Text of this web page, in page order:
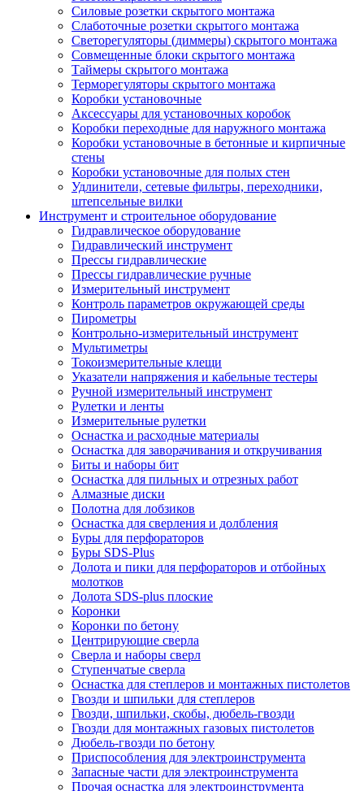
Силовые розетки скрытого монтажа
Слаботочные розетки скрытого монтажа
Светорегуляторы (диммеры) скрытого монтажа
Совмещенные блоки скрытого монтажа
Таймеры скрытого монтажа
Терморегуляторы скрытого монтажа
Коробки установочные
Аксессуары для установочных коробок
Коробки переходные для наружного монтажа
Коробки установочные в бетонные и кирпичные
стены
Коробки установочные для полых стен
Удлинители, сетевые фильтры, переходники,
штепсельные вилки
Инструмент и строительное оборудование
Гидравлическое оборудование
Гидравлический инструмент
Прессы гидравлические
Прессы гидравлические ручные
Измерительный инструмент
Контроль параметров окружающей среды
Пирометры
Контрольно-измерительный инструмент
Мультиметры
Токоизмерительные клещи
Указатели напряжения и кабельные тестеры
Ручной измерительный инструмент
Рулетки и ленты
Измерительные рулетки
Оснастка и расходные материалы
Оснастка для заворачивания и откручивания
Биты и наборы бит
Оснастка для пильных и отрезных работ
Алмазные диски
Полотна для лобзиков
Оснастка для сверления и долбления
Буры для перфораторов
Буры SDS-Plus
Долота и пики для перфораторов и отбойных
молотков
Долота SDS-plus плоские
Коронки
Коронки по бетону
Центрирующие сверла
Сверла и наборы сверл
Ступенчатые сверла
Оснастка для степлеров и монтажных пистолетов
Гвозди и шпильки для степлеров
Гвозди, шпильки, скобы, дюбель-гвозди
Гвозди для монтажных газовых пистолетов
Дюбель-гвозди по бетону
Приспособления для электроинструмента
Запасные части для электроинструмента
Прочая оснастка для электроинструмента